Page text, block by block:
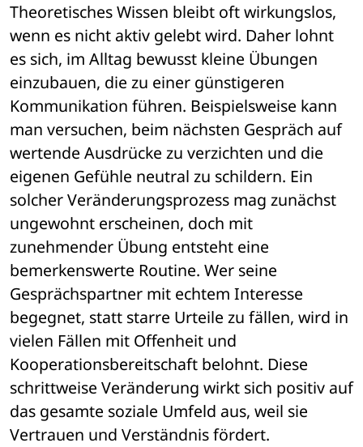
Theoretisches Wissen bleibt oft wirkungslos,
wenn es nicht aktiv gelebt wird. Daher lohnt
es sich, im Alltag bewusst kleine Übungen
einzubauen, die zu einer günstigeren
Kommunikation führen. Beispielsweise kann
man versuchen, beim nächsten Gespräch auf
wertende Ausdrücke zu verzichten und die
eigenen Gefühle neutral zu schildern. Ein
solcher Veränderungsprozess mag zunächst
ungewohnt erscheinen, doch mit
zunehmender Übung entsteht eine
bemerkenswerte Routine. Wer seine
Gesprächspartner mit echtem Interesse
begegnet, statt starre Urteile zu fällen, wird in
vielen Fällen mit Offenheit und
Kooperationsbereitschaft belohnt. Diese
schrittweise Veränderung wirkt sich positiv auf
das gesamte soziale Umfeld aus, weil sie
Vertrauen und Verständnis fördert.